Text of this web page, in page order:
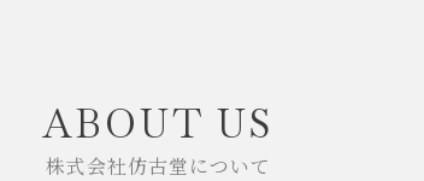
ABOUT US
株式会社仿古堂について